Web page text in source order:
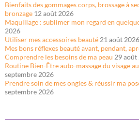
Bienfaits des gommages corps, brossage à
bronzage 12 août 2026
Maquillage : sublimer mon regard en
2026
Utiliser mes accessoires beauté21 août 2026
Mes bons réflexes beauté avant, pendant,
Comprendre les besoins de ma peau 29 août
Routine Bien-Être auto-massage du visage
septembre 2026
Prendre soin de mes ongles & réussir ma
septembre 2026